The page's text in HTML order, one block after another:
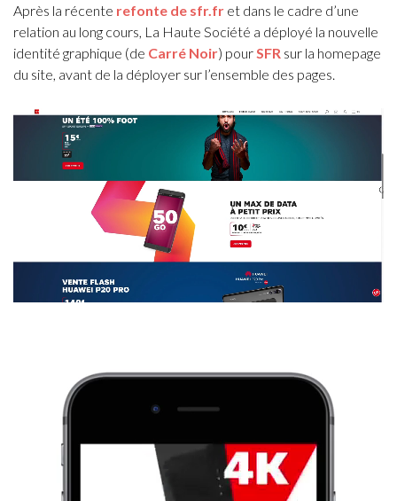
Après la récente refonte de sfr.fr et dans le cadre d’une
relation au long cours, La Haute Société a déployé la nouvelle
identité graphique (de Carré Noir) pour SFR sur la homepage
du site, avant de la déployer sur l’ensemble des pages.